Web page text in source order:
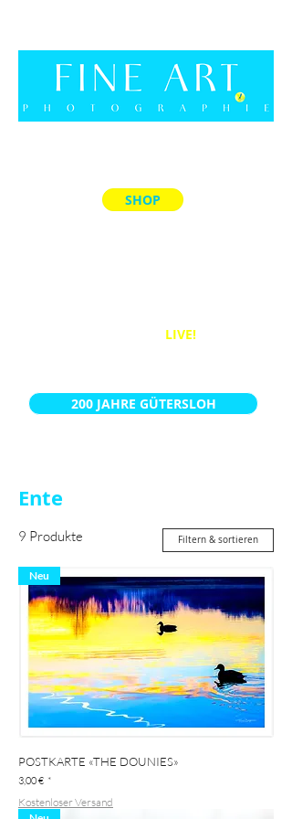
SHOP
LIVE!
200 JAHRE GÜTERSLOH
Ente
9 Produkte Filtern & sortieren
Neu
POSTKARTE «THE DOUNIES»
Preis
3,00 €
Kostenloser Versand